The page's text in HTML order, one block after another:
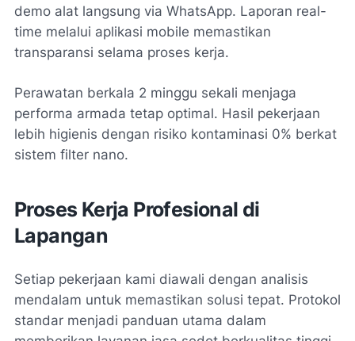
demo alat langsung via WhatsApp. Laporan real-
time melalui aplikasi mobile memastikan
transparansi selama proses kerja.
Perawatan berkala 2 minggu sekali menjaga
performa armada tetap optimal. Hasil pekerjaan
lebih higienis dengan risiko kontaminasi 0% berkat
sistem filter nano.
Proses Kerja Profesional di
Lapangan
Setiap pekerjaan kami diawali dengan analisis
mendalam untuk memastikan solusi tepat. Protokol
standar menjadi panduan utama dalam